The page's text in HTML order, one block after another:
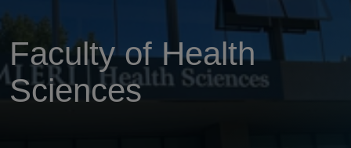
Faculty of Health
Sciences